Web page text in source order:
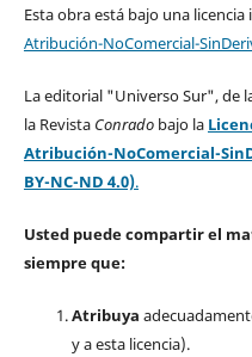
Esta obra está bajo una
Atribución-NoComercial-
La editorial "Universo Sur", de
la Revista Conradobajo la
Atribución-NoComercial-
BY-NC-ND 4.0).
Usted puede compartir el
siempre que:
Atribuya
y a esta licencia).